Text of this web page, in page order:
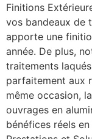
Finitions
vos bandeaux de
apporte une
année. De plus,
traitements
parfaitement aux
même occasion,
ouvrages en
bénéfices réels